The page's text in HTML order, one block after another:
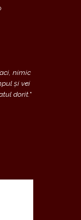
nimic
și vei
dorit. “